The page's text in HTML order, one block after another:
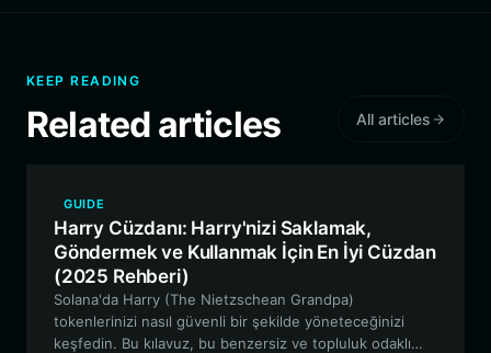
KEEP READING
Related articles All articles
GUIDE
Harry Cüzdanı: Harry'nizi Saklamak,
Göndermek ve Kullanmak İçin En İyi Cüzdan
(2025 Rehberi)
Solana'da Harry (The Nietzschean Grandpa)
tokenlerinizi nasıl güvenli bir şekilde yöneteceğinizi
keşfedin. Bu kılavuz, bu benzersiz ve topluluk odaklı